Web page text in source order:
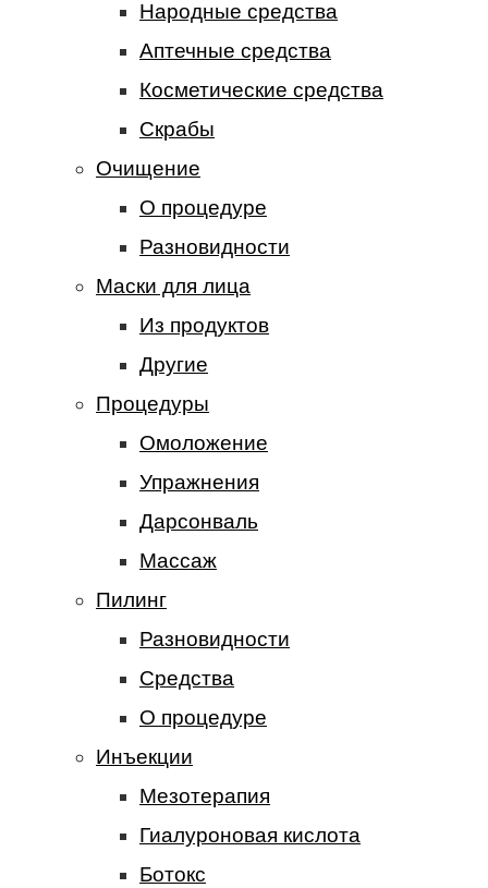
Народные средства
Аптечные средства
Косметические средства
Скрабы
Очищение
О процедуре
Разновидности
Маски для лица
Из продуктов
Другие
Процедуры
Омоложение
Упражнения
Дарсонваль
Массаж
Пилинг
Разновидности
Средства
О процедуре
Инъекции
Мезотерапия
Гиалуроновая кислота
Ботокс